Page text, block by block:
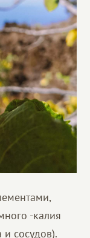
-калия
сосудов).